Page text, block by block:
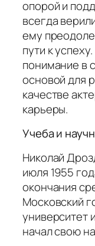
опорой и
всегда
ему
пути к
понимание в
основой для
качестве
карьеры.
Учеба и
Николай
июля 1955
окончания
Московский
университет
начал свою